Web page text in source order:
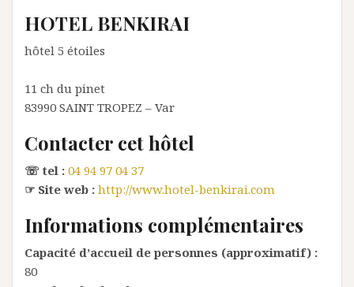
HOTEL BENKIRAI
hôtel 5 étoiles
11 ch du pinet
83990 SAINT TROPEZ – Var
Contacter cet hôtel
☏ tel : 04 94 97 04 37
☞ Site web : http://www.hotel-benkirai.com
Informations complémentaires
Capacité d’accueil de personnes (approximatif) :
80